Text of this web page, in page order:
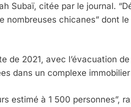
Subaï, citée par le journal.
nombreuses chicanes” dont
de 2021, avec l’évacuation
dans un complexe
estimé à 1 500 personnes”,
La Plus Meurtrière Selon